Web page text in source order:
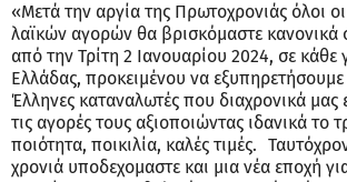
«Μετά την αργία της Πρωτοχρονιάς όλοι
λαϊκών αγορών θα βρισκόμαστε κανονικά
από την Τρίτη 2 Ιανουαρίου 2024, σε κάθε
Ελλάδας, προκειμένου να εξυπηρετήσουμε
Έλληνες καταναλωτές που διαχρονικά μας
τις αγορές τους αξιοποιώντας ιδανικά το
ποιότητα, ποικιλία, καλές τιμές.
χρονιά υποδεχομαστε και μια νέα εποχή